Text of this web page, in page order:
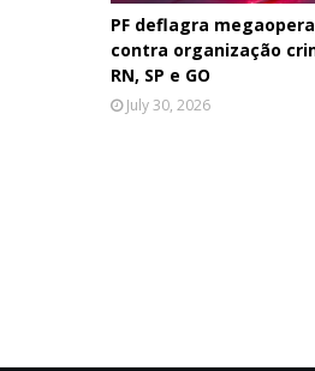
PF deflagra
contra organização
RN, SP e GO
July 30, 2026